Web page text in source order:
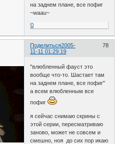
на заднем плане, все пофиг
~waau~
0
Поделиться 78
2005-
11-11 01:29:19
"влюбленный фауст это
вообще что-то. Шастает там
на заднем плане, все пофиг"
а всем влюбленным все
пофиг
я сейчас снимаю скрины с
этой серии, пересматриваю
заново, может не совсем и
смешно, ноя до сих пор икаю